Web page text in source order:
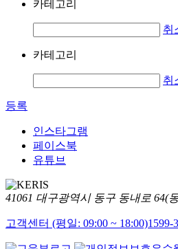
카테고리
취
카테고리
취
등록
인스타그램
페이스북
유튜브
41061 대구광역시 동구 동내로 64(
고객센터 (평일: 09:00 ~ 18:00)1599-